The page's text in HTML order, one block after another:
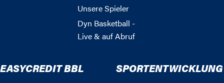
Unsere Spieler
Dyn Basketball -
Live & auf Abruf
EASYCREDIT BBL SPORTENTWICKLUNG